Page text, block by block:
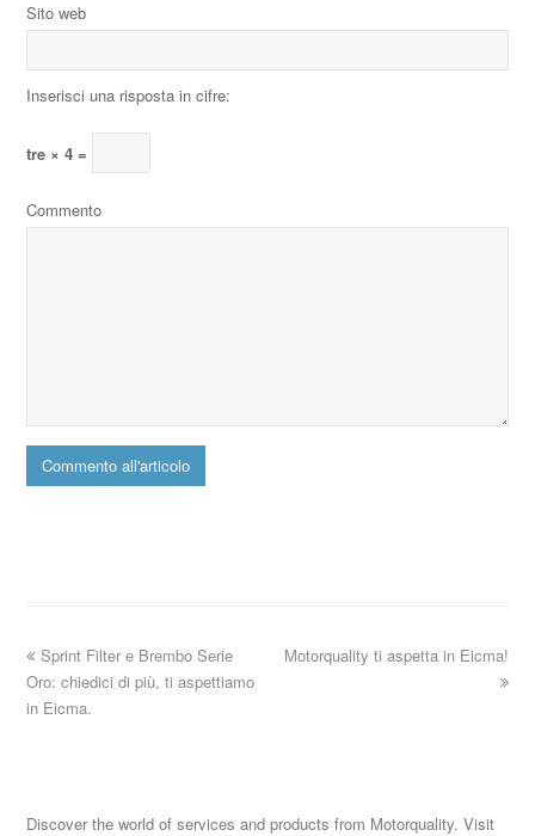
Sito web
Inserisci una risposta in cifre:
tre × 4 =
Commento
Motorquality ti aspetta in Eicma!
Sprint Filter e Brembo Serie
Oro: chiedici di più, ti aspettiamo
in Eicma.
Discover the world of services and products from Motorquality. Visit